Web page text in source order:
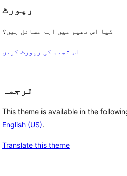
رپورٹ
کیا اس تھیم میں اہم مسائل ہیں؟
اس تھیم کی رپورٹ کریں
ترجمہ
This theme is available in the
English (US).
Translate this theme